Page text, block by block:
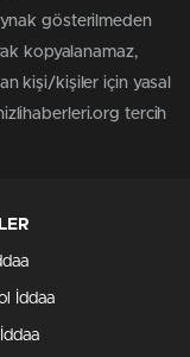
gösterilmeden
kopyalanamaz,
kişi/kişiler için yasal
tercih
İddaa